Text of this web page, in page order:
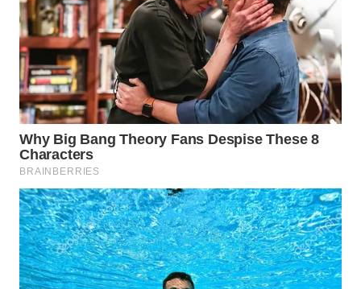
WN
BEKASI
WN
BOGOR
WN
DEPOK
WN
TAPANULI
UTARA
WN
SAMOSIR